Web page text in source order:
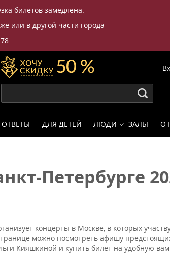
билетов замедлена.
или в другой части города
ДЛЯ ДЕТЕЙ ЛЮДИ ЗАЛЫ О
Петербурге
концерты в Москве, в которых
можно посмотреть афишу
Кияшкиной и купить билет на удобную вам